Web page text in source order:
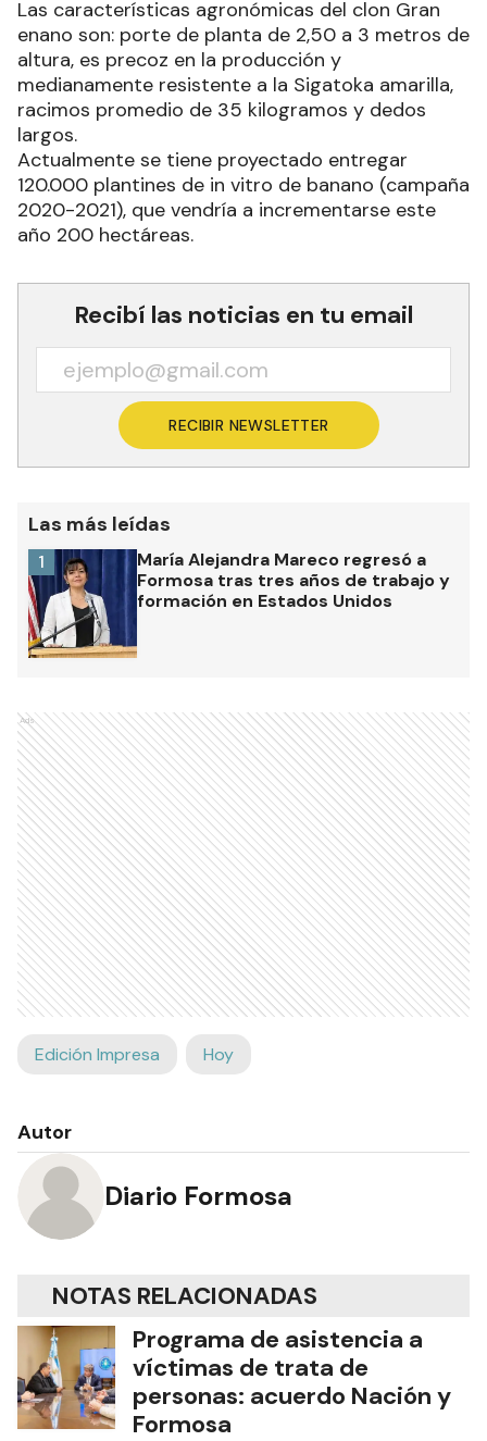
Las características agronómicas del clon Gran
enano son: porte de planta de 2,50 a 3 metros de
altura, es precoz en la producción y
medianamente resistente a la Sigatoka amarilla,
racimos promedio de 35 kilogramos y dedos
largos.
Actualmente se tiene proyectado entregar
120.000 plantines de in vitro de banano (campaña
2020-2021), que vendría a incrementarse este
año 200 hectáreas.
Recibí las noticias en tu email
RECIBIR NEWSLETTER
Las más leídas
María Alejandra Mareco regresó a
Formosa tras tres años de trabajo y
formación en Estados Unidos
1
Ads
Edición Impresa Hoy
Autor
Diario Formosa
NOTAS RELACIONADAS
Programa de asistencia a
víctimas de trata de
personas: acuerdo Nación y
Formosa